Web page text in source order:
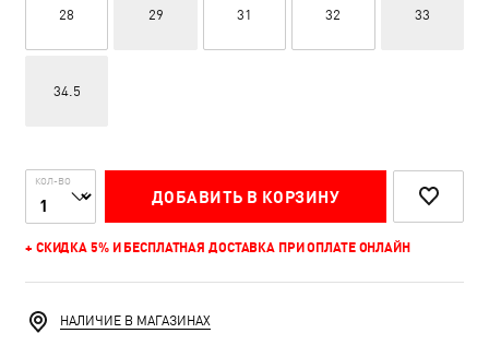
28 29 31 32 33
34.5
КОЛ-ВО
ДОБАВИТЬ В КОРЗИНУ
+ СКИДКА 5% И БЕСПЛАТНАЯ ДОСТАВКА ПРИ ОПЛАТЕ ОНЛАЙН
НАЛИЧИЕ В МАГАЗИНАХ